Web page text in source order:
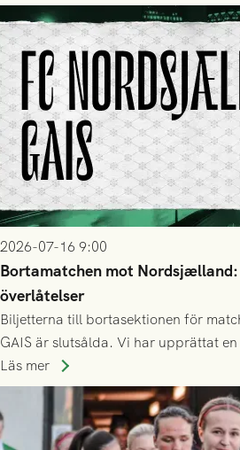
2026-07-16 9:00
Bortamatchen mot Nordsjælland:
överlåtelser
Biljetterna till bortasektionen för
GAIS är slutsålda. Vi har upprättat
ännu inte har någon biljett kan
inte själv överlåta din biljett till någon
Läs mer